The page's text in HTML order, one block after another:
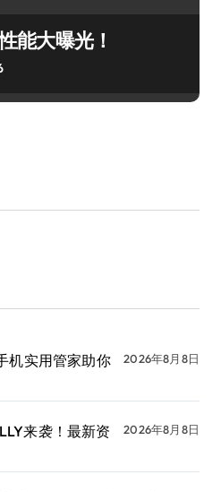
能大曝光！
机实用管家助你
2026年8月8日
来袭！最新资
2026年8月8日